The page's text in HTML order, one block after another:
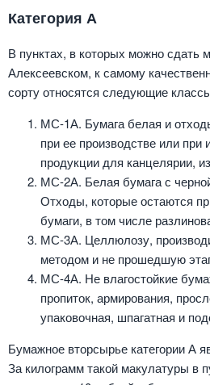
Категория А
В пунктах, в которых можно сдать
Алексеевском, к самому
сорту относятся следующие
МС-1А. Бумага белая и
при ее производстве или при
продукции для канцелярии,
МС-2А. Белая бумага с
Отходы, которые остаются
бумаги, в том числе
МС-3А. Целлюлозу,
методом и не прошедшую
МС-4А. Не влагостойкие
пропиток, армирования,
упаковочная, шпагатная и
Бумажное вторсырье категории А
За килограмм такой макулатуры в